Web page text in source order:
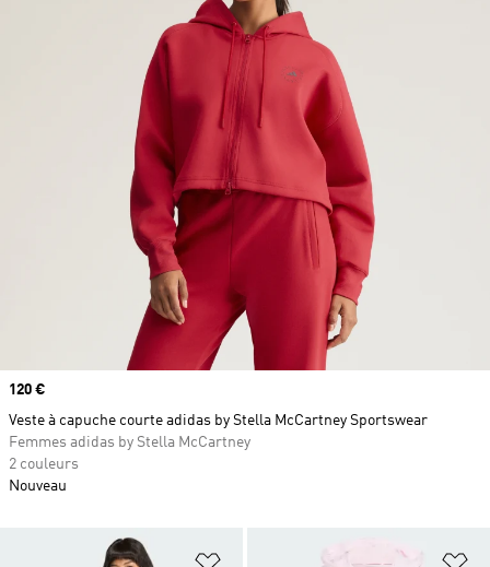
Ajouter à la Liste de produits
Prix
120 €
Veste à capuche courte adidas by Stella McCartney Sportswear
Femmes adidas by Stella McCartney
2 couleurs
Nouveau